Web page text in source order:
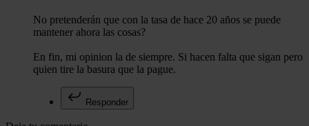
No pretenderán que con la tasa de hace 20 años se puede
mantener ahora las cosas?
En fin, mi opinion la de siempre. Si hacen falta que sigan pero
quien tire la basura que la pague.
Responder